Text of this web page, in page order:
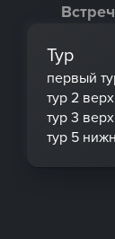
Тур
первый
тур 2
тур 3
тур 5